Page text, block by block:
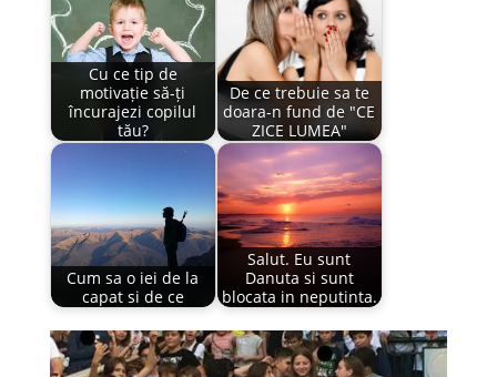
Cu ce tip de
motivație să-ți
încurajezi copilul
tău?
De ce trebuie sa te
doara-n fund de "CE
ZICE LUMEA"
Cum sa o iei de la
capat si de ce
Salut. Eu sunt
Danuta si sunt
blocata in neputinta.